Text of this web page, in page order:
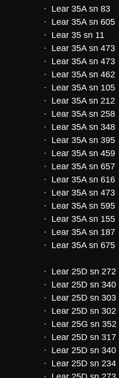
· Lear 35A sn 83
· Lear 35A sn 605
· Lear 35 sn 11
· Lear 35A sn 473
· Lear 35A sn 473
· Lear 35A sn 462
· Lear 35A sn 105
· Lear 35A sn 212
· Lear 35A sn 258
· Lear 35A sn 348
· Lear 35A sn 395
· Lear 35A sn 459
· Lear 35A sn 657
· Lear 35A sn 616
· Lear 35A sn 473
· Lear 35A sn 595
· Lear 35A sn 155
· Lear 35A sn 187
· Lear 35A sn 675
· Lear 25D sn 272
· Lear 25D sn 340
· Lear 25D sn 303
· Lear 25D sn 302
· Lear 25G sn 352
· Lear 25D sn 317
· Lear 25D sn 340
· Lear 25D sn 234